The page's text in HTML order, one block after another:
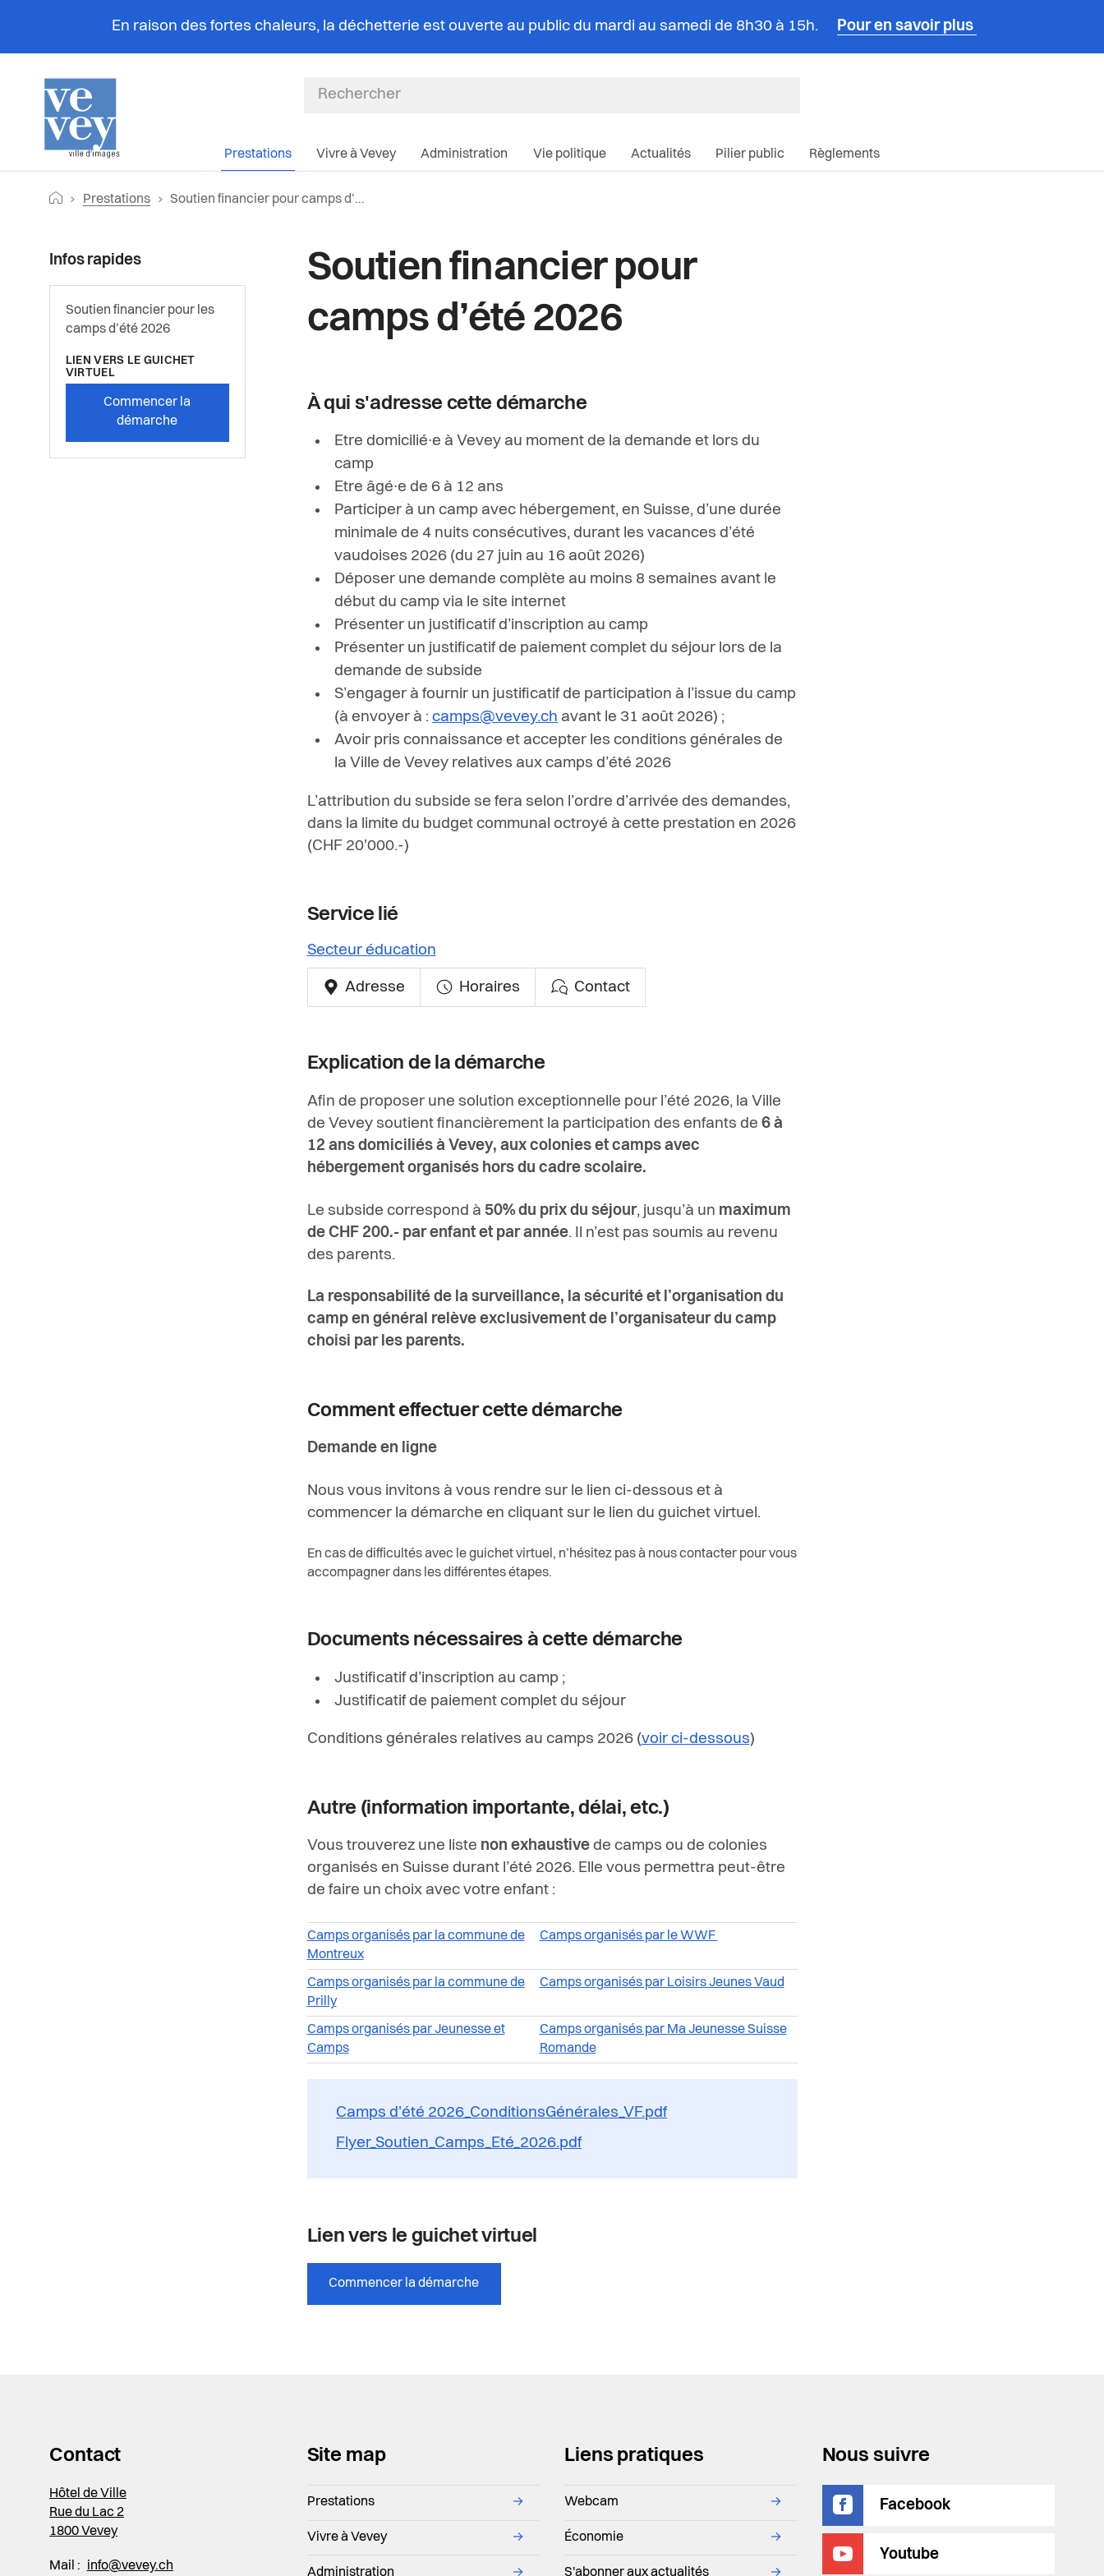
En raison des fortes chaleurs, la déchetterie est ouverte au public du mardi au samedi de 8h30 à 15h. Pour en savoir plus
Prestations Vivre à Vevey Administration Vie politique Actualités Pilier public Règlements
FilRetourner vers la page d'accueil
Prestations Page actuelle:
Soutien financier pour camps d’été 2026
Soutien financier pour
camps d’été 2026
À qui s'adresse cette démarche
Etre domicilié∙e à Vevey au moment de la demande et lors du
camp
Etre âgé∙e de 6 à 12 ans
Participer à un camp avec hébergement, en Suisse, d’une durée
minimale de 4 nuits consécutives, durant les vacances d’été
vaudoises 2026 (du 27 juin au 16 août 2026)
Déposer une demande complète au moins 8 semaines avant le
début du camp via le site internet
Présenter un justificatif d’inscription au camp
Présenter un justificatif de paiement complet du séjour lors de la
demande de subside
S’engager à fournir un justificatif de participation à l’issue du camp
(à envoyer à :camps@vevey.ch avant le 31 août 2026) ;
Avoir pris connaissance et accepter les conditions générales de
la Ville de Vevey relatives aux camps d’été 2026
L’attribution du subside se fera selon l’ordre d’arrivée des demandes,
dans la limite du budget communal octroyé à cette prestation en 2026
(CHF 20'000.-)
Service lié
Secteur éducation
Adresse Horaires Contact
Explication de la démarche
Afin de proposer une solution exceptionnelle pour l’été 2026, la Ville
de Vevey soutient financièrement la participation des enfants de 6 à
12 ans domiciliés à Vevey, aux colonies et camps avec
hébergement organisés hors du cadre scolaire.
Le subside correspond à 50% du prix du séjour, jusqu’à un maximum
de CHF 200.- par enfant et par année. Il n’est pas soumis au revenu
des parents.
La responsabilité de la surveillance, la sécurité et l’organisation du
camp en général relève exclusivement de l’organisateur du camp
choisi par les parents.
Comment effectuer cette démarche
Demande en ligne
Nous vous invitons à vous rendre sur le lien ci-dessous et à
commencer la démarche en cliquant sur le lien du guichet virtuel.
En cas de difficultés avec le guichet virtuel, n’hésitez pas à nous contacter pour vous
accompagner dans les différentes étapes.
Documents nécessaires à cette démarche
Justificatif d’inscription au camp ;
Justificatif de paiement complet du séjour
Conditions générales relatives au camps 2026 (voir ci-dessous)
Autre (information importante, délai, etc.)
Vous trouverez une liste non exhaustivede camps ou de colonies
organisés en Suisse durant l’été 2026. Elle vous permettra peut-être
de faire un choix avec votre enfant :
Camps organisés par la commune de
Montreux
Camps organisés par le WWF
Camps organisés par la commune de
Prilly
Camps organisés par Loisirs Jeunes Vaud
Camps organisés par Jeunesse et
Camps
Camps organisés par Ma Jeunesse Suisse
Romande
Camps d'été 2026_ConditionsGénérales_VF.pdf
Flyer_Soutien_Camps_Eté_2026.pdf
Lien vers le guichet virtuel
Commencer la démarche
Infos rapides
Soutien financier pour les
camps d’été 2026
LIEN VERS LE GUICHET
VIRTUEL
Commencer la
démarche
Contact
Hôtel de Ville
Rue du Lac 2
1800 Vevey
Mail : info@vevey.ch
Site map
Prestations →
Vivre à Vevey →
Administration →
Liens pratiques
Webcam →
Économie →
S'abonner aux actualités →
Nous suivre
Facebook
Youtube